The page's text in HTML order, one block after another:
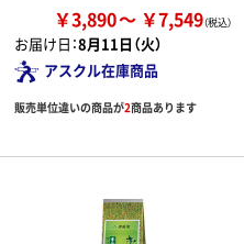
￥3,890 ￥7,549
お届け日：8月11日（火）
アスクル在庫商品
販売単位違いの商品が2商品あります